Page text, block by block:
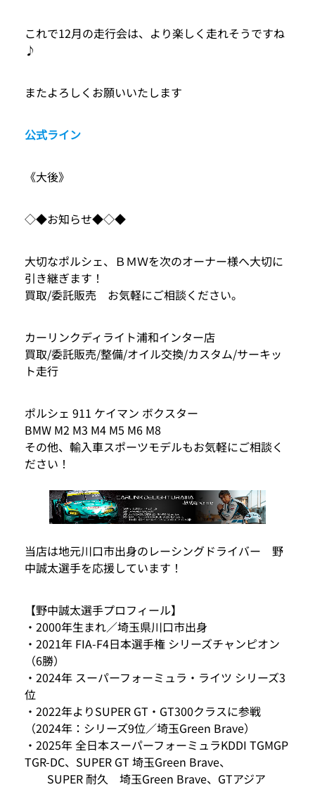
これで12月の走行会は、より楽しく走れそうですね
♪
またよろしくお願いいたします
公式ライン
《大後》
◇◆お知らせ◆◇◆
大切なポルシェ、ＢＭＷを次のオーナー様へ大切に
引き継ぎます！
買取/委託販売 お気軽にご相談ください。
カーリンクディライト浦和インター店
買取/委託販売/整備/オイル交換/カスタム/サーキッ
ト走行
ポルシェ 911 ケイマン ボクスター
BMW M2 M3 M4 M5 M6 M8
その他、輸入車スポーツモデルもお気軽にご相談く
ださい！
当店は地元川口市出身のレーシングドライバー 野
中誠太選手を応援しています！
【野中誠太選手プロフィール】
・2000年生まれ／埼玉県川口市出身
・2021年 FIA-F4日本選手権 シリーズチャンピオン
（6勝）
・2024年 スーパーフォーミュラ・ライツ シリーズ3
位
・2022年よりSUPER GT・GT300クラスに参戦
（2024年：シリーズ9位／埼玉Green Brave）
・2025年 全日本スーパーフォーミュラKDDI TGMGP
TGR-DC、SUPER GT 埼玉Green Brave、
SUPER 耐久 埼玉Green Brave、GTアジア